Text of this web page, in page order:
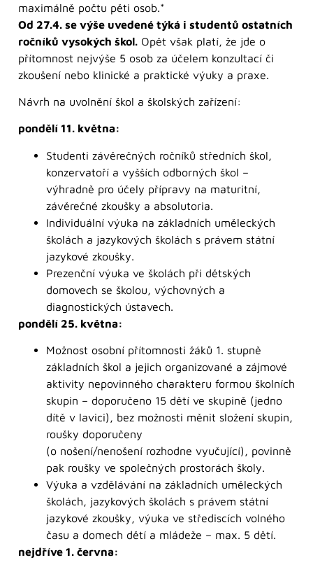
maximálně počtu pěti osob.*
Od 27.4. se výše uvedené týká i studentů ostatních
ročníků vysokých škol. Opět však platí, že jde o
přítomnost nejvýše 5 osob za účelem konzultací či
zkoušení nebo klinické a praktické výuky a praxe.
Návrh na uvolnění škol a školských zařízení:
pondělí 11. května:
Studenti závěrečných ročníků středních škol,
konzervatoří a vyšších odborných škol –
výhradně pro účely přípravy na maturitní,
závěrečné zkoušky a absolutoria.
Individuální výuka na základních uměleckých
školách a jazykových školách s právem státní
jazykové zkoušky.
Prezenční výuka ve školách při dětských
domovech se školou, výchovných a
diagnostických ústavech.
pondělí 25. května:
Možnost osobní přítomnosti žáků 1. stupně
základních škol a jejich organizované a zájmové
aktivity nepovinného charakteru formou školních
skupin – doporučeno 15 dětí ve skupině (jedno
dítě v lavici), bez možnosti měnit složení skupin,
roušky doporučeny
(o nošení/nenošení rozhodne vyučující), povinně
pak roušky ve společných prostorách školy.
Výuka a vzdělávání na základních uměleckých
školách, jazykových školách s právem státní
jazykové zkoušky, výuka ve střediscích volného
času a domech dětí a mládeže – max. 5 dětí.
nejdříve 1. června: